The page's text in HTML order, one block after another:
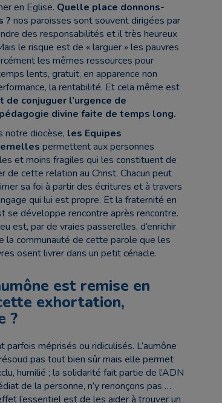
en Eglise. Quelle place donnons-
? nos paroisses sont souvent dirigées par
des responsabilités et il très heureux
le risque est de « larguer » les pauvres
les mêmes ressources pour
lents, gratuit, en apparence non
la rentabilité. Et cela même est
conjuguer l’urgence de
pédagogie divine faite de temps long.
notre diocèse, les Equipes
permettent aux personnes
et moins fragiles qui les constituent de
de cette relation au Christ. Chacun peut
sa foi à partir des écritures et à travers
qui lui est propre. Et la fraternité en
se développe rencontre après rencontre.
est, par de vraies passerelles, d’enrichir
la communauté de cette parole que les
osent livrer dans un petit cénacle.
est remise en
exhortation,
?
parfois méprisés ou ridiculisés. L’aumône
pas tout bien sûr mais elle permet
humilié ; la solidarité fait partie de l’ADN
de la personne, n’y renonçons pas …
l’essentiel est de les aider à trouver un